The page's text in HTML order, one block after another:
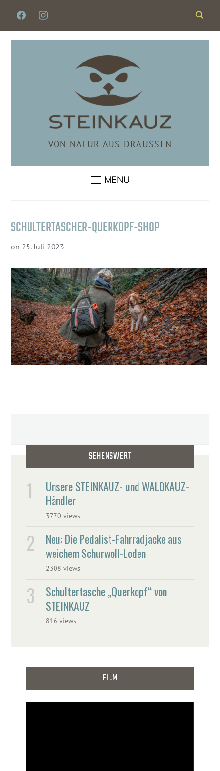
FACEBOOKINSTAGRAM
VON NATUR AUS DRAUSSEN
MENU
SCHULTERTASCHER-QUERKOPF-SHOP
on 25. Juli 2023
SEHENSWERT
Unsere STEINKAUZ- und WALDKAUZ-
Händler
3770 views
Neu: Die Pedalist-Fahrradjacke aus
weichem Schurwoll-Loden
2308 views
Schultertasche „Querkopf“ von
STEINKAUZ
816 views
FILM